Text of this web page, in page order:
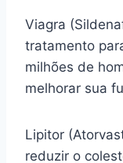
Viagra
tratamento
milhões de
melhorar sua
Lipitor
reduzir o